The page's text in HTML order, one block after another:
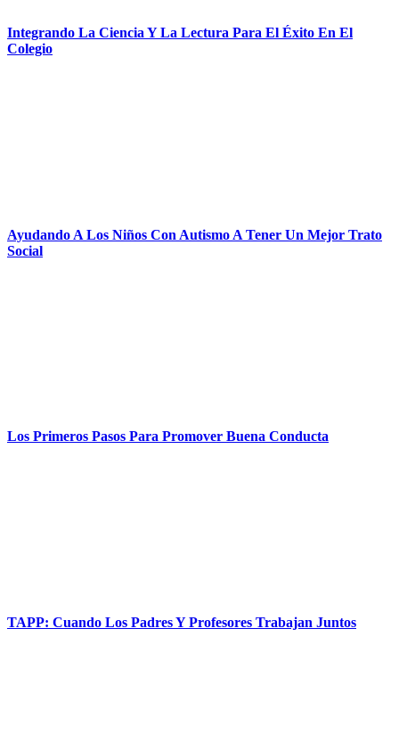
Integrando La Ciencia Y La Lectura Para El Éxito En El
Colegio
Ayudando A Los Niños Con Autismo A Tener Un Mejor Trato
Social
Los Primeros Pasos Para Promover Buena Conducta
TAPP: Cuando Los Padres Y Profesores Trabajan Juntos